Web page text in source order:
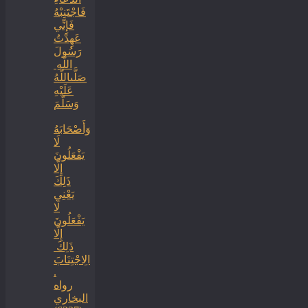
فَاجْتَنِبْهُ
فَإِنِّي
عَهِدْتُ
رَسُولَ
اللَّهِ ‏
‏صَلَّىاللَّهُ
عَلَيْهِ
وَسَلَّمَ
‏وَأَصْحَابَهُ
لَا
يَفْعَلُونَ
إِلَّا
ذَلِكَ
‏‏يَعْنِي
لَا
يَفْعَلُونَ
إِلَّا
ذَلِكَ ‏
‏الِاجْتِنَابَ
.
رواه
البخاري